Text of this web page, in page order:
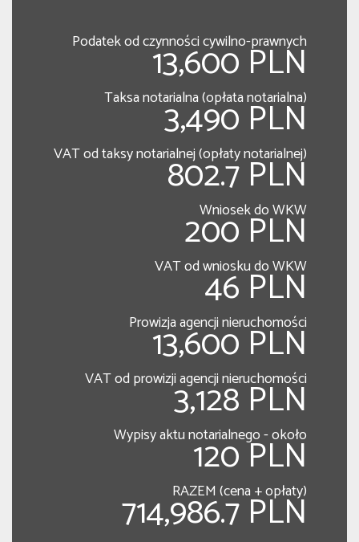
Podatek od czynności cywilno-prawnych
13,600 PLN
Taksa notarialna (opłata notarialna)
3,490 PLN
VAT od taksy notarialnej (opłaty notarialnej)
802.7 PLN
Wniosek do WKW
200 PLN
VAT od wniosku do WKW
46 PLN
Prowizja agencji nieruchomości
13,600 PLN
VAT od prowizji agencji nieruchomości
3,128 PLN
Wypisy aktu notarialnego - około
120 PLN
RAZEM (cena + opłaty)
714,986.7 PLN